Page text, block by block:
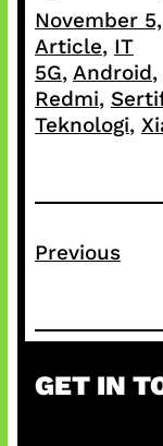
November
Article, IT
5G, Android,
Redmi,
Teknologi,
Previous
GET IN